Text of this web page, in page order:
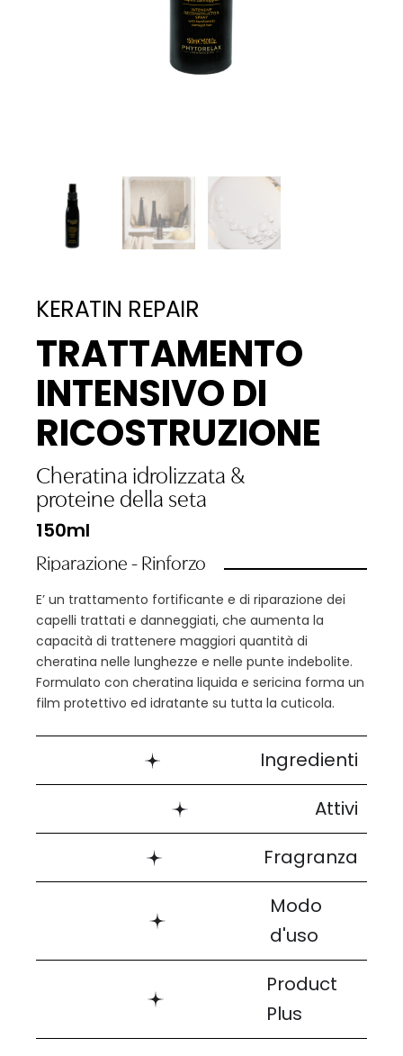
KERATIN REPAIR
TRATTAMENTO
INTENSIVO DI
RICOSTRUZIONE
Cheratina idrolizzata&
proteine della seta
150ml
Riparazione - Rinforzo
E’ un trattamento fortificante e di riparazione dei
capelli trattati e danneggiati, che aumenta la
capacità di trattenere maggiori quantità di
cheratina nelle lunghezze e nelle punte indebolite.
Formulato con cheratina liquida e sericina forma un
film protettivo ed idratante su tutta la cuticola.
Ingredienti
Attivi
Fragranza
Modo
d'uso
Product
Plus